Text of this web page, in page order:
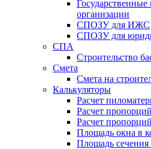
Государственные
организации
СПОЗУ для ИЖС
СПОЗУ для
СПА
Строительство
Смета
Смета на
Калькуляторы
Расчет
Расчет
Расчет
Площадь окна в
Площадь сечения